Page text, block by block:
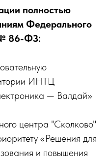
полностью
Федерального
№ 86-ФЗ:
ИНТЦ
— Валдай»
центра "Сколково"
«Решения для
и повышения